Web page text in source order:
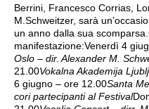
Berrini, Francesco Corrias,
M.Schweitzer, sarà
un anno dalla sua
manifestazione:Venerdì 4
Oslo – dir. Alexander M.
21.00Vokalna Akademija
6 giugno – ore 12.00Santa
cori partecipanti al Festival